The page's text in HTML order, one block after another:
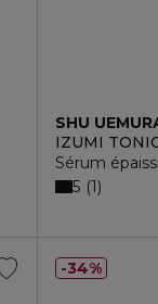
SHU
IZUMI
Sérum
5 1
34%